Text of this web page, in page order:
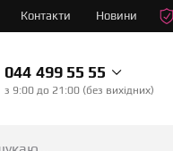
Контакти Новини
044 499 55 55
з 9:00 до 21:00 (без вихідних)